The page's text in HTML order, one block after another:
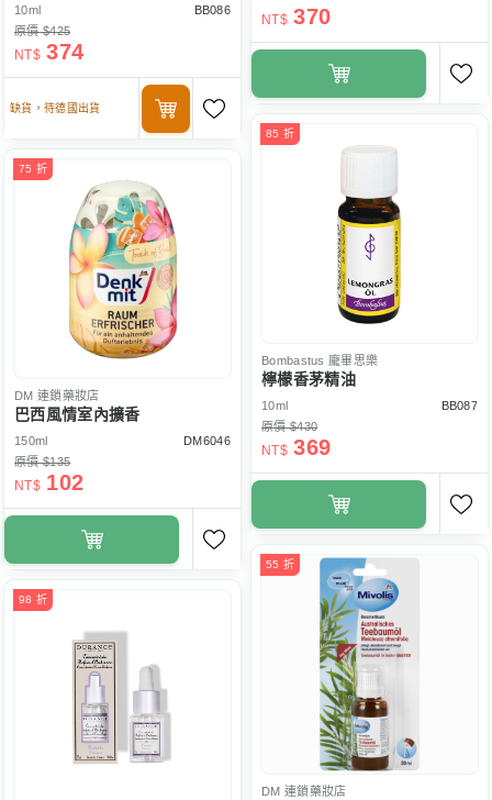
NT$ 370
10ml
BB086
原價 $425
NT$ 374
缺貨，待德國出貨
85 折
Bombastus 龐畢思樂
檸檬香茅精油
10ml
BB087
原價 $430
NT$ 369
75 折
DM 連鎖藥妝店
巴西風情室內擴香
150ml
DM6046
原價 $135
NT$ 102
55 折
DM 連鎖藥妝店
98 折